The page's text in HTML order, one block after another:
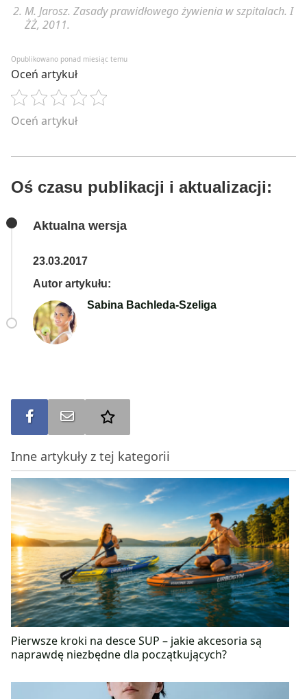
M. Jarosz. Zasady prawidłowego żywienia w szpitalach. I
ŻŻ, 2011.
Opublikowano ponad miesiąc temu
Oceń artykuł
Oceń artykuł
Oś czasu publikacji i aktualizacji:
Aktualna wersja
23.03.2017
Autor artykułu:
Sabina Bachleda-Szeliga
Udostępnij na FBWyślij na e-mail
Inne artykuły z tej kategorii
Pierwsze kroki na desce SUP – jakie akcesoria są
naprawdę niezbędne dla początkujących?